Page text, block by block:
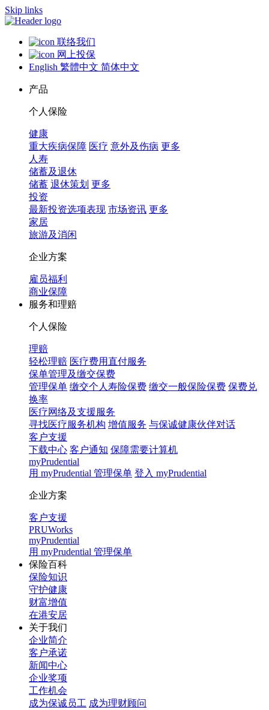
Skip links
联络我们
网上投保
English 繁體中文 简体中文
产品
个人保险
健康
重大疾病保障 医疗 意外及伤病 更多
人寿
储蓄及退休
储蓄 退休策划 更多
投资
最新投资选项表现 市场资讯 更多
家居
旅游及消闲
企业方案
雇员福利
商业保障
服务和理赔
个人保险
理赔
轻松理赔 医疗费用直付服务
保单管理及缴交保费
管理保单 缴交个人寿险保费 缴交一般保险保费 保费兑
换率
医疗网络及支援服务
寻找医疗服务机构 增值服务 与保诚健康伙伴对话
客户支援
下载中心 客户通知 保障需要计算机
myPrudential
用 myPrudential 管理保单 登入 myPrudential
企业方案
客户支援
PRUWorks
myPrudential
用 myPrudential 管理保单
保险百科
保险知识
守护健康
财富增值
在港安居
关于我们
企业简介
客户承诺
新闻中心
企业奖项
工作机会
成为保诚员工 成为理财顾问